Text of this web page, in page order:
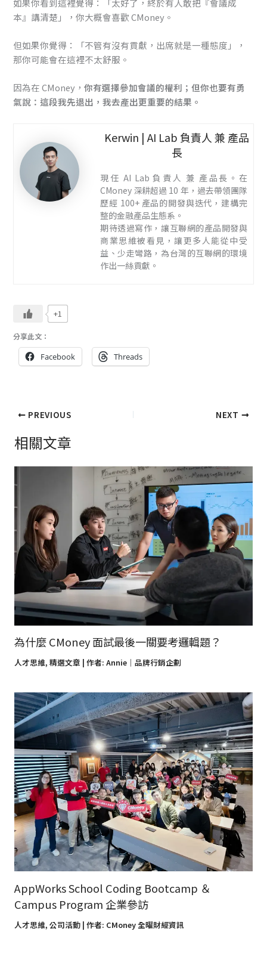
如果你看到這裡覺得：「太好了，終於有人敢把『會議成
本』講清楚」，你大概會喜歡 CMoney。
但如果你覺得：「不管有沒有貢獻，出席就是一種態度」，
那你可能會在這裡不太舒服。
因為在 CMoney，你有選擇參加會議的權利；但你也要有勇
氣說：這段我先退出，我去產出更重要的結果。
Kerwin | AI Lab 負責人 兼 產品
長
現任 AI Lab 負責人 兼 產品長。在
CMoney 深耕超過 10 年，過去帶領團隊
歷經 100+ 產品的開發與迭代，建構完
整的金融產品生態系。
期待透過寫作，讓互聯網的產品開發與
商業思維被看見，讓更多人能從中受
益、少走彎路，為台灣的互聯網的環境
作出一絲貢獻。
+1
分享此文：
Facebook Threads
PREVIOUS NEXT
相關文章
為什麼 CMoney 面試最後一關要考邏輯題？
人才思維, 精選文章 | 作者: Annie｜品牌行銷企劃
AppWorks School Coding Bootcamp ＆
Campus Program 企業參訪
人才思維, 公司活動| 作者: CMoney 全曜財經資訊